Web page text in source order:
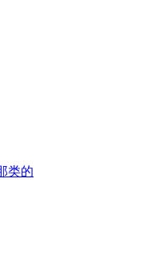
类的